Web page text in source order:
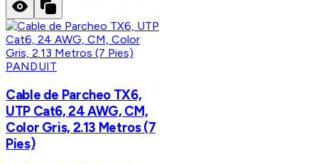
PANDUIT
Cable de Parcheo TX6,
UTP Cat6, 24 AWG, CM,
Color Gris, 2.13 Metros (7
Pies)